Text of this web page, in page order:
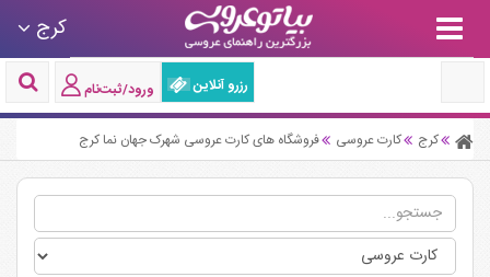
کرج
رزرو آنلاین ورود/ثبت‌نام
کرج کارت عروسی فروشگاه های کارت عروسی شهرک جهان نما کرج